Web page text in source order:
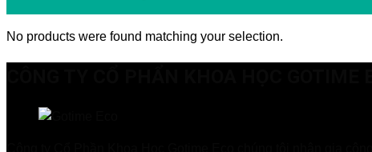
No products were found matching your selection.